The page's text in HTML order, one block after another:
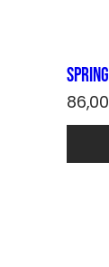
86,00